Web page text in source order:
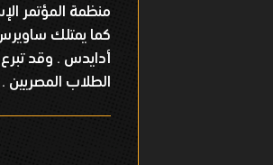
منظمة المؤتمر
الطلاب المصريين .